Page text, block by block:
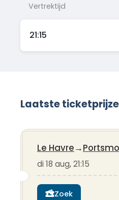
Vertrektijd
21:15
Laatste
Le Havre→
di 18 aug, 21:15
Zoek